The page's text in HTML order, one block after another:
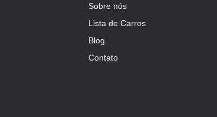
Sobre nós
Lista de Carros
Blog
Contato